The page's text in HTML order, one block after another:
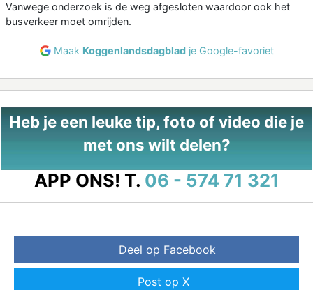
Vanwege onderzoek is de weg afgesloten waardoor ook het
busverkeer moet omrijden.
Maak Koggenlandsdagbladje Google-favoriet
Heb je een leuke tip, foto of video die je
met ons wilt delen?
APP ONS! T. 06 - 574 71 321
Deel op Facebook
Post op X